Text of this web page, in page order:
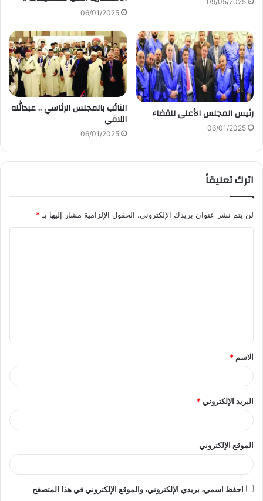
06/01/2025
رئيس المجلس الأعلى للقضاء
06/01/2025
النائب بالمجلس الرئاسي .. عبدالله
اللافي
06/01/2025
اترك تعليقاً
لن يتم نشر عنوان بريدك الإلكتروني. الحقول الإلزامية مشار إليها بـ *
ق
*
الاسم *
البريد الإلكتروني*
الموقع الإلكتروني
احفظ اسمي، بريدي الإلكتروني، والموقع الإلكتروني في هذا المتصفح